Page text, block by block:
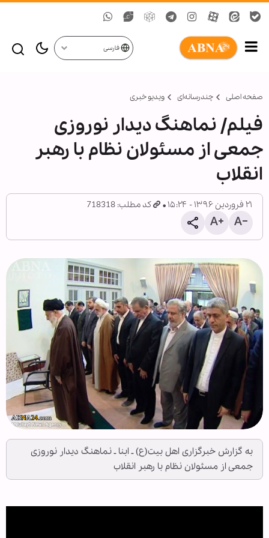
فارسی
صفحه اصلی چندرسانه‌ای ویدیو خبری
فیلم/ نماهنگ دیدار نوروزی
جمعی از مسئولان نظام با رهبر
انقلاب
۲۱ فروردین ۱۳۹۶ - ۱۵:۲۴ کد مطلب: 718318
به گزارش خبرگزاری اهل بیت(ع) ـ ابنا ـ نماهنگ دیدار نوروزی
جمعی از مسئولان نظام با رهبر انقلاب